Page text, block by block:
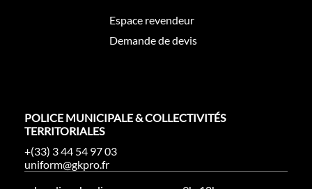
Espace revendeur
Demande de devis
POLICE MUNICIPALE & COLLECTIVITÉS
TERRITORIALES
+(33) 3 44 54 97 03
uniform@gkpro.fr